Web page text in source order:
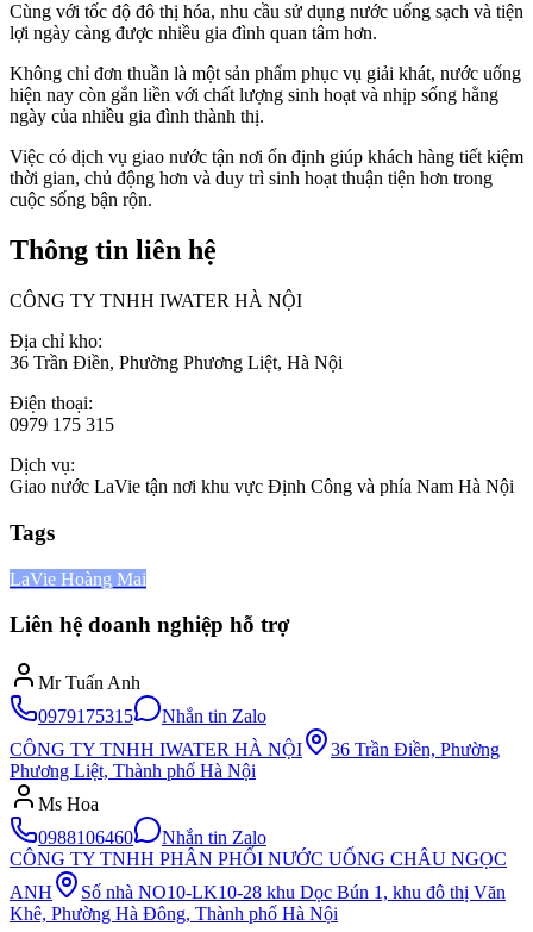
Cùng với tốc độ đô thị hóa, nhu cầu sử dụng nước uống sạch và tiện
lợi ngày càng được nhiều gia đình quan tâm hơn.
Không chỉ đơn thuần là một sản phẩm phục vụ giải khát, nước uống
hiện nay còn gắn liền với chất lượng sinh hoạt và nhịp sống hằng
ngày của nhiều gia đình thành thị.
Việc có dịch vụ giao nước tận nơi ổn định giúp khách hàng tiết kiệm
thời gian, chủ động hơn và duy trì sinh hoạt thuận tiện hơn trong
cuộc sống bận rộn.
Thông tin liên hệ
CÔNG TY TNHH IWATER HÀ NỘI
Địa chỉ kho:
36 Trần Điền, Phường Phương Liệt, Hà Nội
Điện thoại:
0979 175 315
Dịch vụ:
Giao nước LaVie tận nơi khu vực Định Công và phía Nam Hà Nội
Tags
LaVie Hoàng Mai
Liên hệ doanh nghiệp hỗ trợ
Mr Tuấn Anh
0979175315
Nhắn tin Zalo
CÔNG TY TNHH IWATER HÀ NỘI
36 Trần Điền, Phường
Phương Liệt, Thành phố Hà Nội
Ms Hoa
0988106460
Nhắn tin Zalo
CÔNG TY TNHH PHÂN PHỐI NƯỚC UỐNG CHÂU NGỌC
ANH
Số nhà NO10-LK10-28 khu Dọc Bún 1, khu đô thị Văn
Khê, Phường Hà Đông, Thành phố Hà Nội